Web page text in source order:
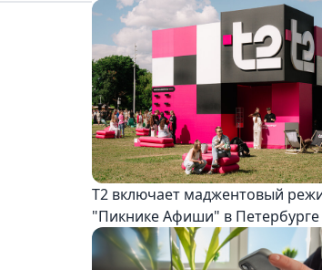
Т2 включает маджентовый
"Пикнике Афиши" в Петербурге